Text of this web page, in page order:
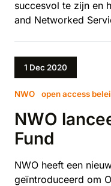
succesvol te zijn en
and Networked
1 Dec 2020
NWO open access
NWO
Fund
NWO heeft een
geïntroduceerd om